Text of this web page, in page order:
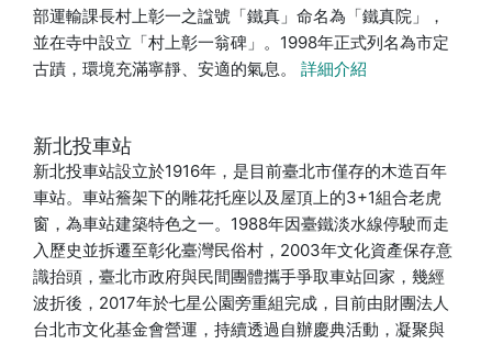
部運輸課長村上彰一之諡號「鐵真」命名為「鐵真院」，
並在寺中設立「村上彰一翁碑」。1998年正式列名為市定
古蹟，環境充滿寧靜、安適的氣息。 詳細介紹
新北投車站
新北投車站設立於1916年，是目前臺北市僅存的木造百年
車站。車站簷架下的雕花托座以及屋頂上的3+1組合老虎
窗，為車站建築特色之一。1988年因臺鐵淡水線停駛而走
入歷史並拆遷至彰化臺灣民俗村，2003年文化資產保存意
識抬頭，臺北市政府與民間團體攜手爭取車站回家，幾經
波折後，2017年於七星公園旁重組完成，目前由財團法人
台北市文化基金會營運，持續透過自辦慶典活動，凝聚與